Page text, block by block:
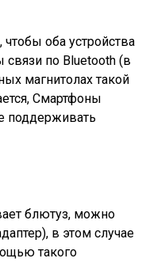
оба устройства
по Bluetooth (в
магнитолах такой
Смартфоны
поддерживать
блютуз, можно
в этом случае
такого